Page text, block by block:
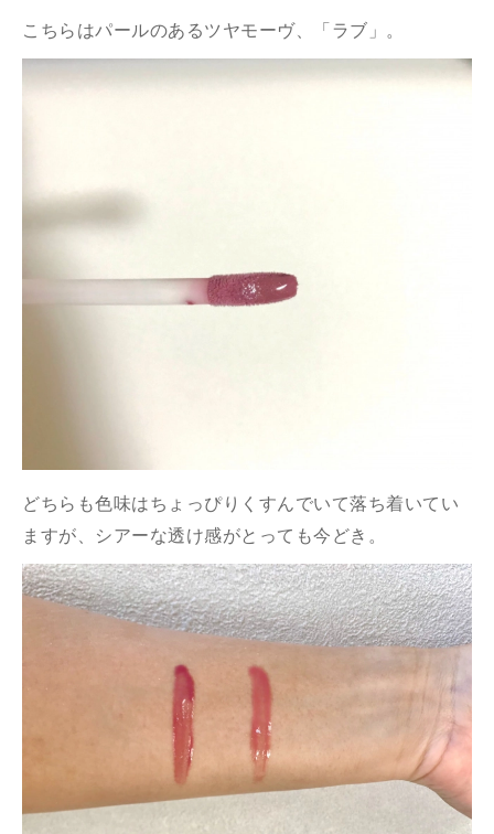
こちらはパールのあるツヤモーヴ、「ラブ」。
どちらも色味はちょっぴりくすんでいて落ち着いてい
ますが、シアーな透け感がとっても今どき。